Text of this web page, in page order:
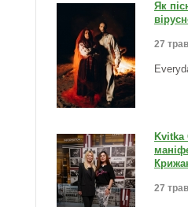
Як
27
Kvitka
27